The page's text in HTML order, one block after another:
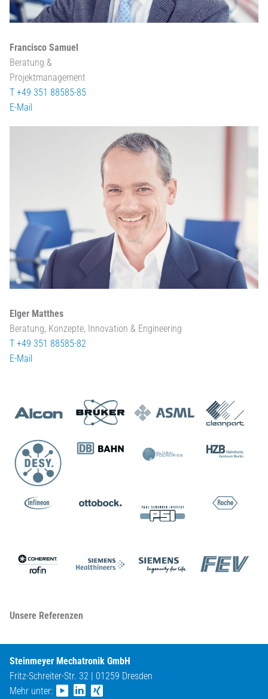
Francisco Samuel
Beratung &
Projektmanagement
T +49 351 88585-85
E-Mail
Elger Matthes
Beratung, Konzepte, Innovation & Engineering
T +49 351 88585-82
E-Mail
Unsere Referenzen
Steinmeyer Mechatronik GmbH
Fritz-Schreiter-Str. 32 | 01259 Dresden
Mehr unter: